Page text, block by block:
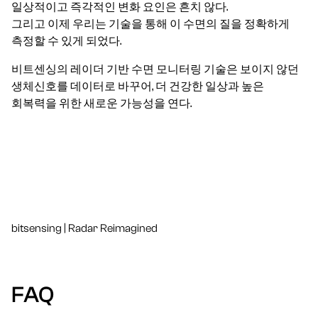
일상적이고 즉각적인 변화 요인은 흔치 않다.
그리고 이제 우리는 기술을 통해 이 수면의 질을 정확하게
측정할 수 있게 되었다.
비트센싱의 레이더 기반 수면 모니터링 기술은 보이지 않던
생체신호를 데이터로 바꾸어, 더 건강한 일상과 높은
회복력을 위한 새로운 가능성을 연다.
bitsensing | Radar Reimagined
FAQ